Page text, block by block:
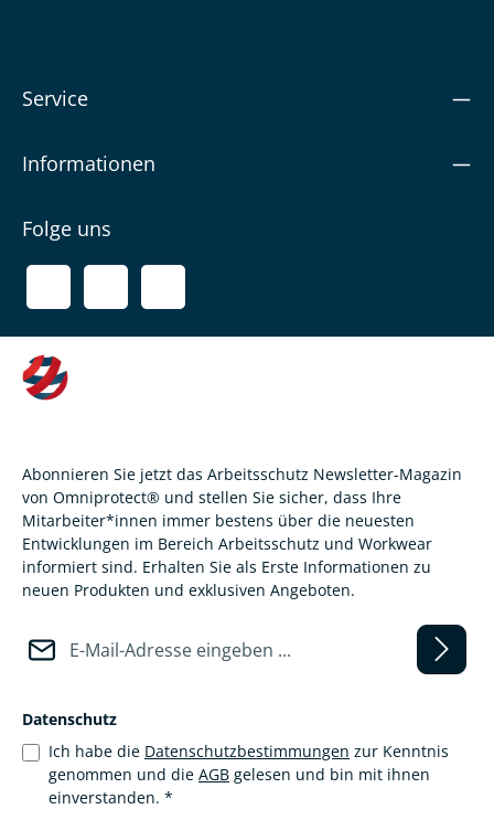
Service
Informationen
Folge uns
Abonnieren Sie jetzt das Arbeitsschutz Newsletter-Magazin
von Omniprotect® und stellen Sie sicher, dass Ihre
Mitarbeiter*innen immer bestens über die neuesten
Entwicklungen im Bereich Arbeitsschutz und Workwear
informiert sind. Erhalten Sie als Erste Informationen zu
neuen Produkten und exklusiven Angeboten.
Datenschutz
Ich habe die Datenschutzbestimmungen zur Kenntnis
genommen und die AGB gelesen und bin mit ihnen
einverstanden. *